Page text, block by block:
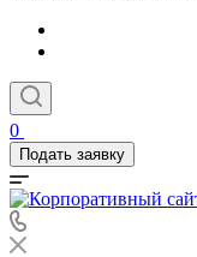
0
Подать заявку